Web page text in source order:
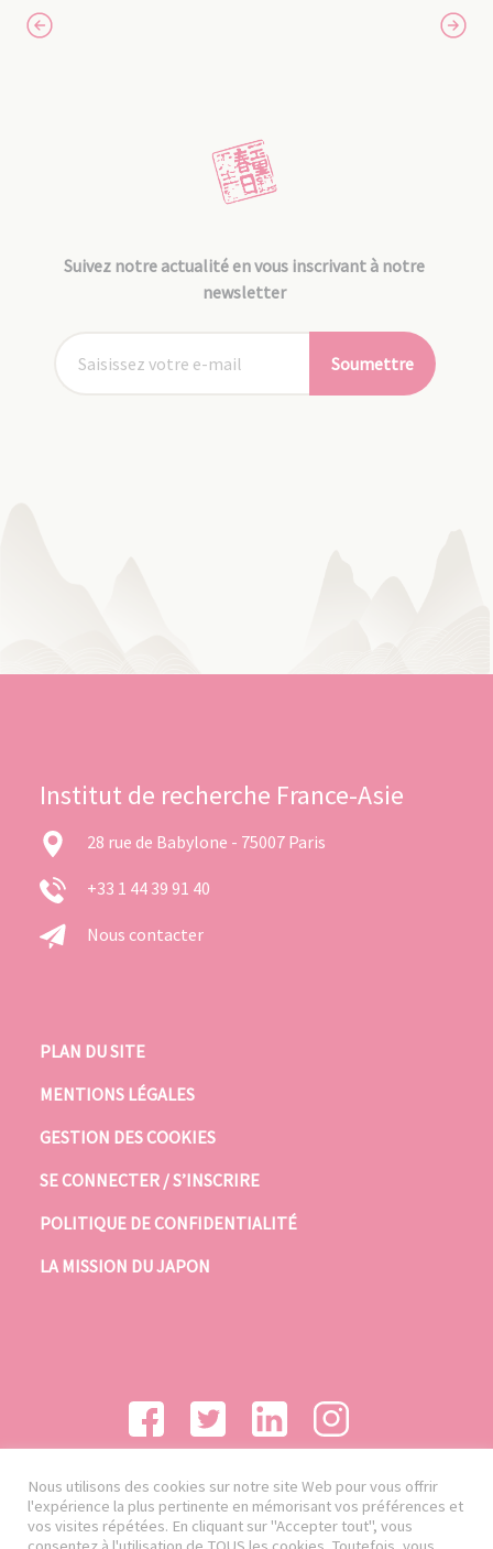
Suivez notre actualité en vous inscrivant à notre
newsletter
Soumettre
Institut de recherche France-Asie
28 rue de Babylone - 75007 Paris
+33 1 44 39 91 40
Nous contacter
PLAN DU SITE
MENTIONS LÉGALES
GESTION DES COOKIES
SE CONNECTER / S’INSCRIRE
POLITIQUE DE CONFIDENTIALITÉ
LA MISSION DU JAPON
Nous utilisons des cookies sur notre site Web pour vous offrir
l'expérience la plus pertinente en mémorisant vos préférences et
vos visites répétées. En cliquant sur "Accepter tout", vous